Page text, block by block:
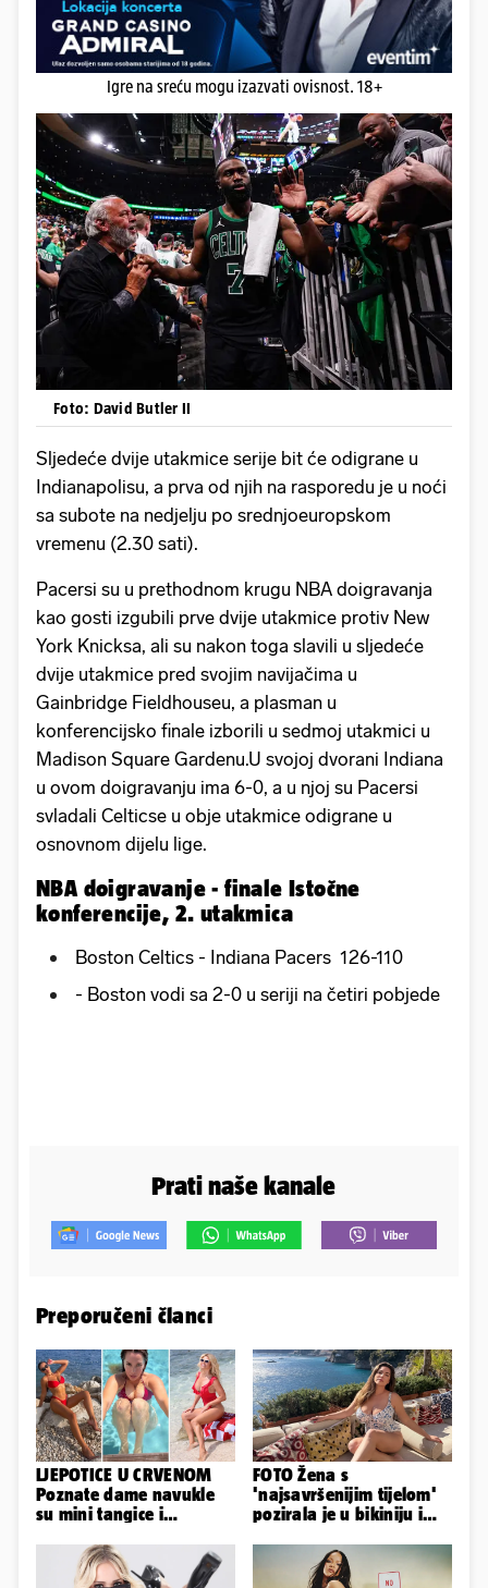
Igre na sreću mogu izazvati ovisnost. 18+
Foto: David Butler II
Sljedeće dvije utakmice serije bit će odigrane u
Indianapolisu, a prva od njih na rasporedu je u noći
sa subote na nedjelju po srednjoeuropskom
vremenu (2.30 sati).
Pacersi su u prethodnom krugu NBA doigravanja
kao gosti izgubili prve dvije utakmice protiv New
York Knicksa, ali su nakon toga slavili u sljedeće
dvije utakmice pred svojim navijačima u
Gainbridge Fieldhouseu, a plasman u
konferencijsko finale izborili u sedmoj utakmici u
Madison Square Gardenu.U svojoj dvorani Indiana
u ovom doigravanju ima 6-0, a u njoj su Pacersi
svladali Celticse u obje utakmice odigrane u
osnovnom dijelu lige.
NBA doigravanje - finale Istočne
konferencije, 2. utakmica
Boston Celtics - Indiana Pacers 126-110
- Boston vodi sa 2-0 u seriji na četiri pobjede
Prati naše kanale
Preporučeni članci
LJEPOTICE U CRVENOM
Poznate dame navukle
su mini tangice i
obline
FOTO Žena s
'najsavršenijim tijelom'
pozirala je u bikiniju i
obline...